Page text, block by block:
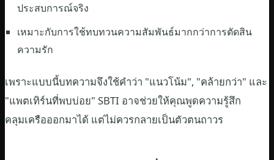
ประสบการณ์จริง
เหมาะกับการใช้ทบทวนความสัมพันธ์มากกว่าการตัดสิน
ความรัก
เพราะแบบนี้บทความจึงใช้คำว่า "แนวโน้ม", "คล้ายกว่า" และ
"แพตเทิร์นที่พบบ่อย" SBTI อาจช่วยให้คุณพูดความรู้สึก
คลุมเครือออกมาได้ แต่ไม่ควรกลายเป็นตัวตนถาวร